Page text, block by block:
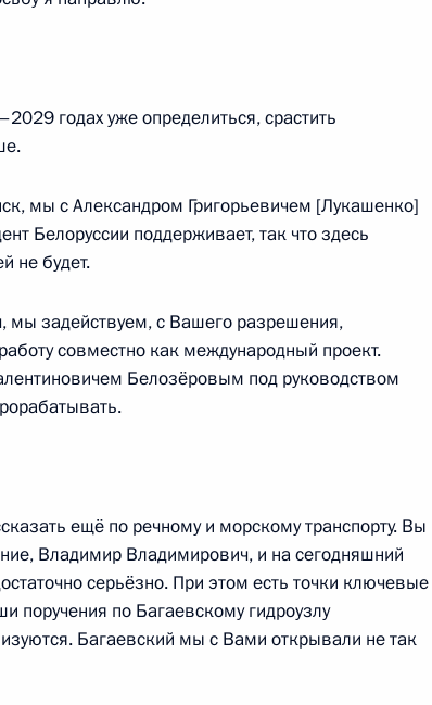
области Андреем
развитию и нацпроектам
социально-
«Социальная
Государственного Совета
годах уже определиться, срастить
мы с Александром Григорьевичем [Лукашенко]
Белоруссии поддерживает, так что здесь
не будет.
мы задействуем, с Вашего разрешения,
совместно как международный проект.
Белозёровым под руководством
ещё по речному и морскому транспорту. Вы
Владимир Владимирович, и на сегодняшний
серьёзно. При этом есть точки ключевые
поручения по Багаевскому гидроузлу
Багаевский мы с Вами открывали не так